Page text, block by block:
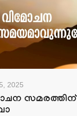
2025
സമരത്തിന്